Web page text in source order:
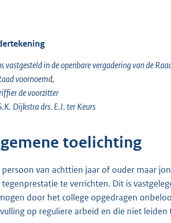
vastgesteld in de openbare vergadering van de
voornoemd,
de voorzitter
Dijkstra drs. E.J. ter Keurs
toelichting
persoon van achttien jaar of ouder maar
tegenprestatie te verrichten. Dit is
door het college opgedragen
op reguliere arbeid en die niet